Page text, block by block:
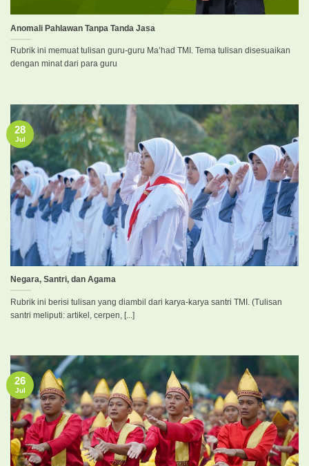
Anomali Pahlawan Tanpa Tanda Jasa
Rubrik ini memuat tulisan guru-guru Ma’had TMI. Tema tulisan disesuaikan
dengan minat dari para guru
Negara, Santri, dan Agama
Rubrik ini berisi tulisan yang diambil dari karya-karya santri TMI. (Tulisan
santri meliputi: artikel, cerpen, [...]
28
Jul
26
Jul